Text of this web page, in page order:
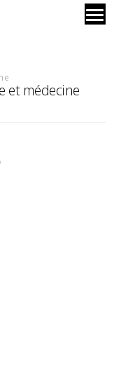
et médecine